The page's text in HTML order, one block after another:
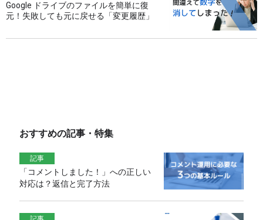
Google ドライブのファイルを簡単に復
元！失敗しても元に戻せる「変更履歴」
おすすめの記事・特集
記事
「コメントしました！」への正しい
対応は？返信と完了方法